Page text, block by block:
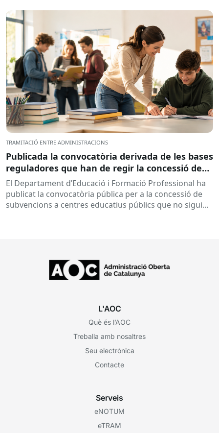
TRAMITACIÓ ENTRE ADMINISTRACIONS
Publicada la convocatòria derivada de les bases
reguladores que han de regir la concessió de
subvencions a centres educatius, per al
desenvolupament de programes de formació i
inserció, durant el curs 2026-2027
El Departament d’Educació i Formació Professional ha
publicat la convocatòria pública per a la concessió de
subvencions a centres educatius públics que no siguin
L'AOC
Què és l’AOC
Treballa amb nosaltres
Seu electrònica
Contacte
Serveis
eNOTUM
eTRAM